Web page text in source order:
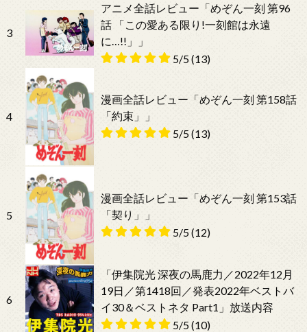
3
アニメ全話レビュー「めぞん一刻 第96
話 「この愛ある限り!一刻館は永遠
に…!!」」
5/5(13)
4
漫画全話レビュー「めぞん一刻 第158話
「約束」」
5/5(13)
5
漫画全話レビュー「めぞん一刻 第153話
「契り」」
5/5(12)
6
「伊集院光 深夜の馬鹿力／2022年12月
19日／第1418回／発表2022年ベストバ
イ30＆ベストネタ Part1」放送内容
5/5(10)